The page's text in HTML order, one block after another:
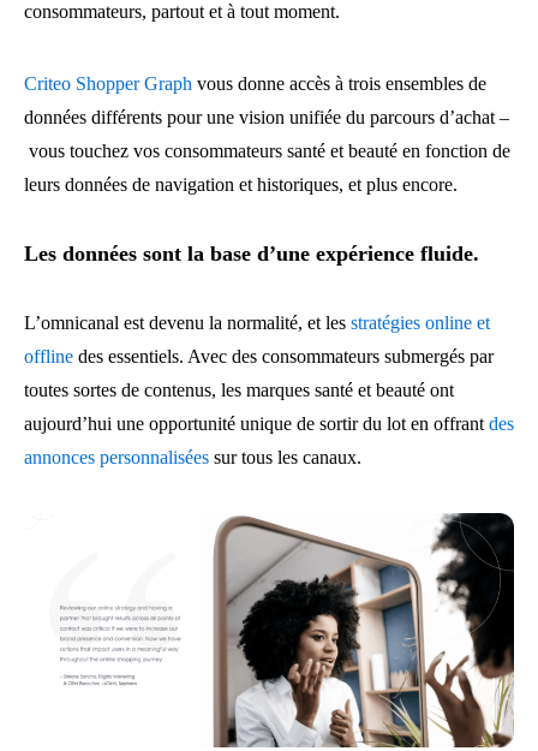
consommateurs, partout et à tout moment.
Criteo Shopper Graph vous donne accès à trois ensembles de
données différents pour une vision unifiée du parcours d’achat –
vous touchez vos consommateurs santé et beauté en fonction de
leurs données de navigation et historiques, et plus encore.
Les données sont la base d’une expérience fluide.
L’omnicanal est devenu la normalité, et les stratégies online et
offline des essentiels. Avec des consommateurs submergés par
toutes sortes de contenus, les marques santé et beauté ont
aujourd’hui une opportunité unique de sortir du lot en offrant des
annonces personnalisées sur tous les canaux.